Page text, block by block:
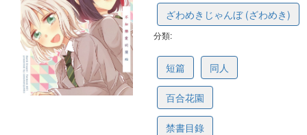
ざわめきじゃんぼ (ざわめき)
分類:
短篇 同人
百合花園
禁書目錄